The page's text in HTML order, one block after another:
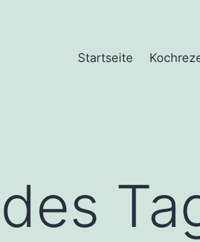
Startseite